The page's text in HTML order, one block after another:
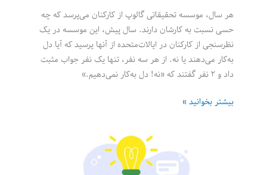
هر سال، موسسه تحقیقاتی گالوپ از کارکنان می‌پرسد که چه
حسی نسبت به کارشان دارند. سال پیش، این موسسه در یک
نظرسنجی از کارکنان در ایالات‌متحده از آنها پرسید که آیا دل
به‌کار می‌دهند یا نه. از هر سه نفر، تنها یک نفر جواب مثبت
داد و ۲ نفر گفتند که «نه! دل به‌کار نمی‌دهیم.»
آیا
بیشتر بخوانید »